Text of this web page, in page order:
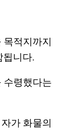
적지까지
됩니다.
수령했다는
가 화물의